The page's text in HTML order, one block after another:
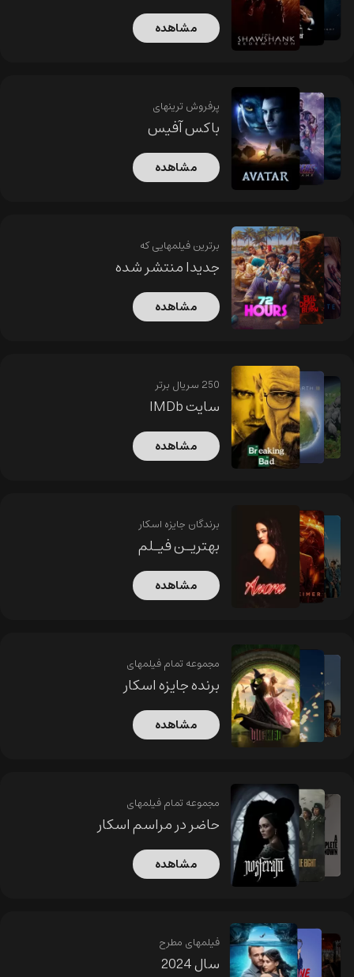
مشاهده
پرفروش ترینهای
باکس آفیس
مشاهده
برترین فیلمهایی که
جدیدا منتشر شده
مشاهده
250 سریال برتر
سایت IMDb
مشاهده
برندگان جایزه اسکار
بهتریـن فیـلم
مشاهده
مجموعه تمام فیلمهای
برنده جایزه اسکار
مشاهده
مجموعه تمام فیلمهای
حاضر در مراسم اسکار
مشاهده
فیلمهای مطرح
سال 2024